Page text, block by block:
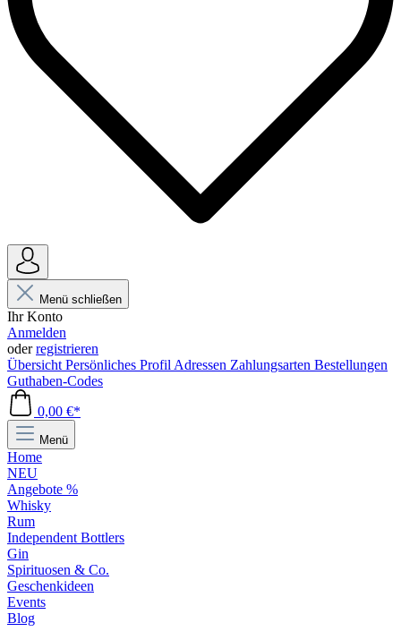
Menü schließen
Ihr Konto
Anmelden
oderregistrieren
Übersicht Persönliches Profil Adressen Zahlungsarten Bestellungen
Guthaben-Codes
0,00 €*
Menü
Home
NEU
Angebote %
Whisky
Rum
Independent Bottlers
Gin
Spirituosen & Co.
Geschenkideen
Events
Blog